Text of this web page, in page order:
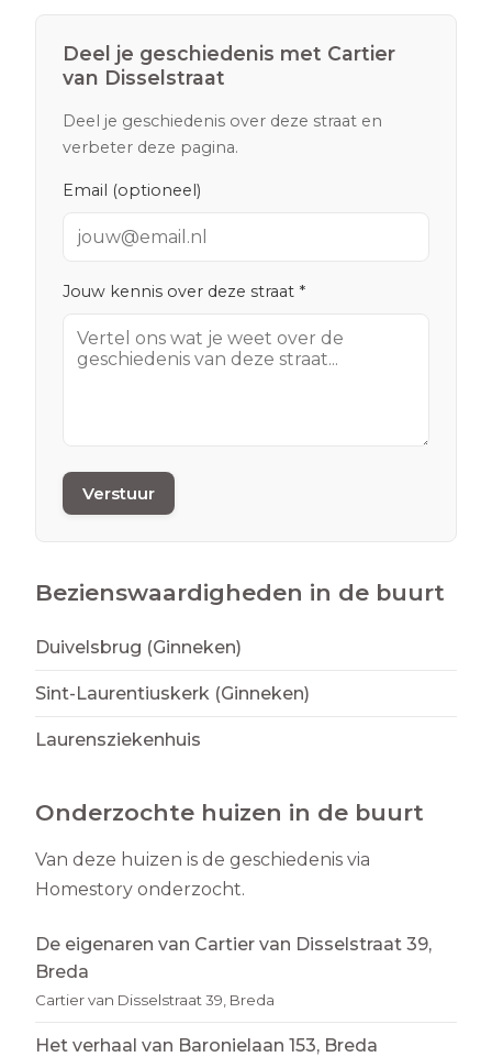
Deel je geschiedenis met Cartier
van Disselstraat
Deel je geschiedenis over deze straat en
verbeter deze pagina.
Email (optioneel)
Jouw kennis over deze straat *
Verstuur
Bezienswaardigheden in de buurt
Duivelsbrug (Ginneken)
Sint-Laurentiuskerk (Ginneken)
Laurensziekenhuis
Onderzochte huizen in de buurt
Van deze huizen is de geschiedenis via
Homestory onderzocht.
De eigenaren van Cartier van Disselstraat 39,
Breda
Cartier van Disselstraat 39, Breda
Het verhaal van Baronielaan 153, Breda